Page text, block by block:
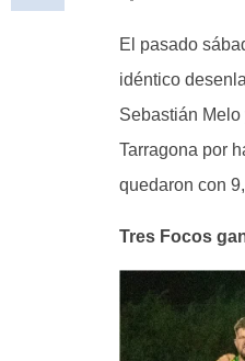
El pasado
idéntico
Sebastián Melo
Tarragona por
quedaron con
Tres Focos